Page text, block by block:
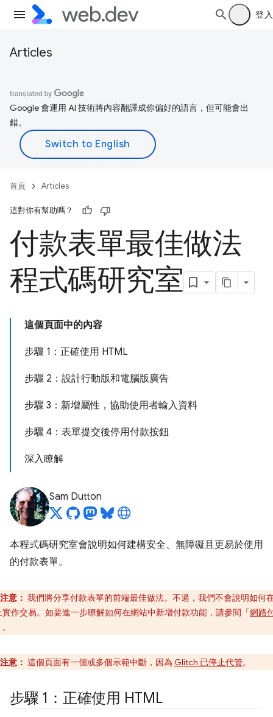
登入
Articles
Google 會運用 AI 技術將內容翻譯成你偏好的語言，但可能會出
錯。
首頁 Articles
這對你有幫助嗎？
付款表單最佳做法
程式碼研究室
這個頁面中的內容
步驟 1：正確使用 HTML
步驟 2：設計行動版和電腦版廣告
步驟 3：新增屬性，協助使用者輸入資料
步驟 4：表單提交後停用付款按鈕
深入瞭解
Sam Dutton
本程式碼研究室會說明如何建構安全、無障礙且更易於使用
的付款表單。
注意： 我們將分享付款表單的前端最佳做法。不過，我們不會說明如何
實作交易。如要進一步瞭解如何在網站中新增付款功能，請參閱「網路
注意： 這個頁面有一個或多個示範中斷，因為 Glitch 已停止代管。
步驟 1：正確使用 HTML